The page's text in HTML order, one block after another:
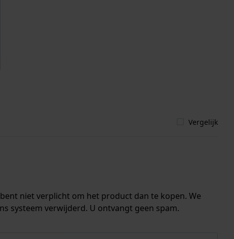
Vergelijk
niet verplicht om het product dan te kopen. We
systeem verwijderd. U ontvangt geen spam.